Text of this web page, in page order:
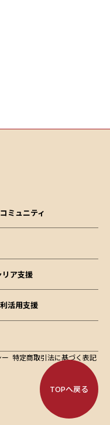
ミュニティ
リア支援
活用支援
特定商取引法に基づく表記
TOPへ戻る